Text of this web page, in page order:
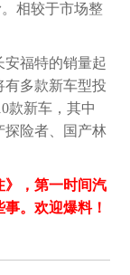
相较于市场整
安福特的销量起
有多款新车型投
款新车，其中
探险者、国产林
》，第一时间汽
。欢迎爆料！